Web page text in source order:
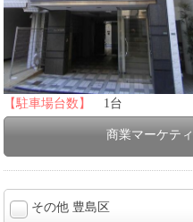
【賃料】
2,200,000
【建物面積】
92.68坪（約
【沿線】
東京メトロ千
【所在】
東京都文京区
【フロア】
1階含む３フロ
【駐車場台数】
1台
商業マーケテ
その他 豊島区